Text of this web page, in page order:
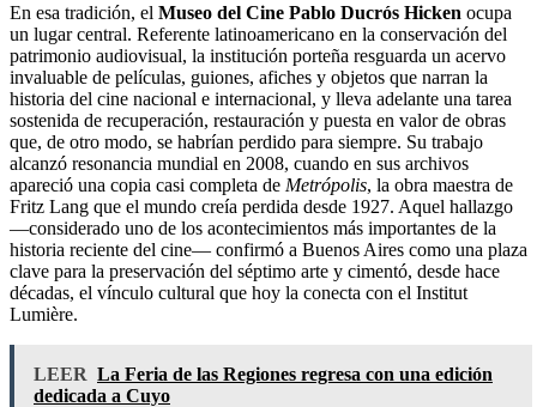
En esa tradición, el Museo del Cine Pablo Ducrós Hicken ocupa
un lugar central. Referente latinoamericano en la conservación del
patrimonio audiovisual, la institución porteña resguarda un acervo
invaluable de películas, guiones, afiches y objetos que narran la
historia del cine nacional e internacional, y lleva adelante una tarea
sostenida de recuperación, restauración y puesta en valor de obras
que, de otro modo, se habrían perdido para siempre. Su trabajo
alcanzó resonancia mundial en 2008, cuando en sus archivos
apareció una copia casi completa de Metrópolis, la obra maestra de
Fritz Lang que el mundo creía perdida desde 1927. Aquel hallazgo
—considerado uno de los acontecimientos más importantes de la
historia reciente del cine— confirmó a Buenos Aires como una plaza
clave para la preservación del séptimo arte y cimentó, desde hace
décadas, el vínculo cultural que hoy la conecta con el Institut
Lumière.
LEER La Feria de las Regiones regresa con una edición
dedicada a Cuyo